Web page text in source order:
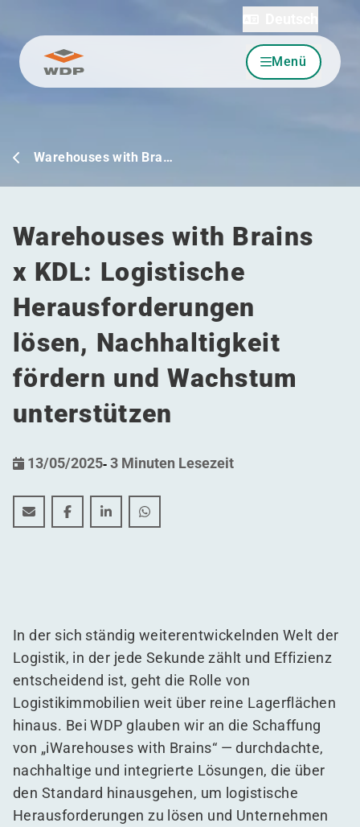
Zum Inhalt wechseln Menü
Warehouses with Bra…
Warehouses with Brains
x KDL: Logistische
Herausforderungen
lösen, Nachhaltigkeit
fördern und Wachstum
unterstützen
13/05/2025-3 Minuten Lesezeit
Warehouses with Brains x KDL: Logistische
Warehouses with Brains x KDL: Logistische
Warehouses with Brains x KDL:
Warehouses with Brains x KDL:
In der sich ständig weiterentwickelnden Welt der
Logistik, in der jede Sekunde zählt und Effizienz
entscheidend ist, geht die Rolle von
Logistikimmobilien weit über reine Lagerflächen
hinaus. Bei WDP glauben wir an die Schaffung
von „iWarehouses with Brains“ — durchdachte,
nachhaltige und integrierte Lösungen, die über
den Standard hinausgehen, um logistische
Herausforderungen zu lösen und Unternehmen